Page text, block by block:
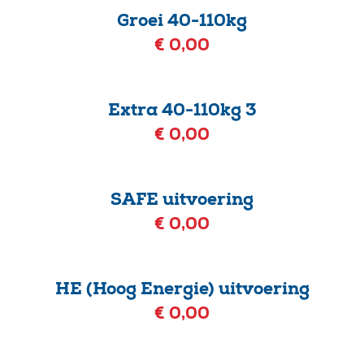
Groei 40-110kg
€ 0,00
Extra 40-110kg 3
€ 0,00
SAFE uitvoering
€ 0,00
HE (Hoog Energie) uitvoering
€ 0,00